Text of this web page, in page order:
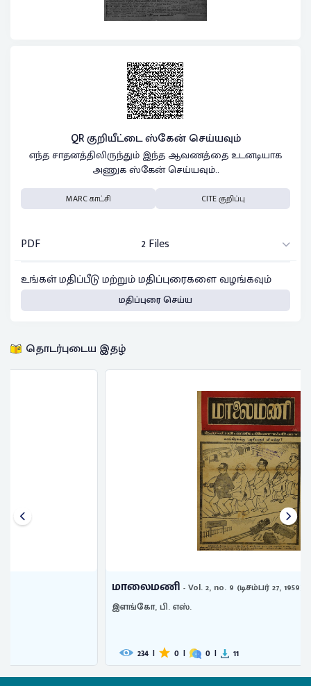
QR குறியீட்டை ஸ்கேன் செய்யவும்
எந்த சாதனத்திலிருந்தும் இந்த ஆவணத்தை உடனடியாக
அணுக ஸ்கேன் செய்யவும்..
MARC காட்சி CITE குறிப்பு
PDF
2 Files
உங்கள் மதிப்பீடு மற்றும் மதிப்புரைகளை வழங்கவும்
மதிப்புரை செய்ய
தொடர்புடைய இதழ்
- Vol. 2, no. 9 (டிசம்பர் 27, 1959)
| 11